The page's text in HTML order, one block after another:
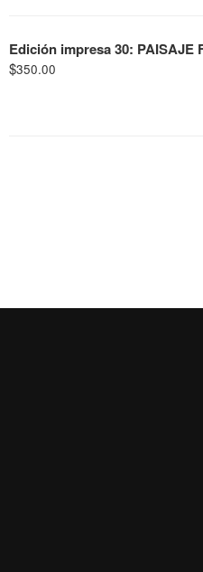
Edición impresa 30: PAISAJE
$350.00